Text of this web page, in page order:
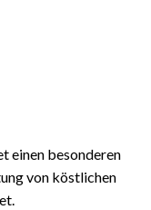
einen besonderen
von köstlichen